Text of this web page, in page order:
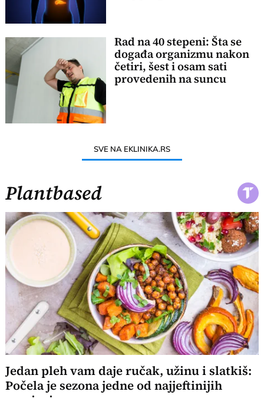
Rad na 40 stepeni: Šta se
događa organizmu nakon
četiri, šest i osam sati
provedenih na suncu
SVE NA EKLINIKA.RS
Plantbased
Jedan pleh vam daje ručak, užinu i slatkiš:
Počela je sezona jedne od najjeftinijih